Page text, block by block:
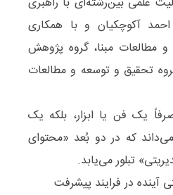
احمد آکوچکیان و با همکاری
مطالعات مبنا، گروه پژوهش
تحقیق و توسعه و مطالعات
یک فن یا ابزار، بلکه یک
که در دو بُعد «محتوای
تبلور می‌یابد.
آینده در فرایند پیشرفت